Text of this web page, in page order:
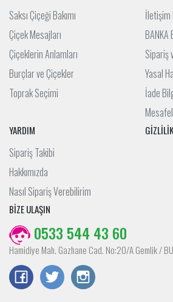
Saksı Çiçeği Bakımı
Çiçek Mesajları
Çiçeklerin Anlamları
Burçlar ve Çiçekler
Toprak Seçimi
BANKA
Sipariş
Yasal
İade
YARDIM
Sipariş Takibi
Hakkımızda
Nasıl Sipariş Verebilirim
GİZLİLİK
BİZE ULAŞIN
0533 544 43 60
Hamidiye Mah. Gazhane Cad. No:20/A Gemlik /